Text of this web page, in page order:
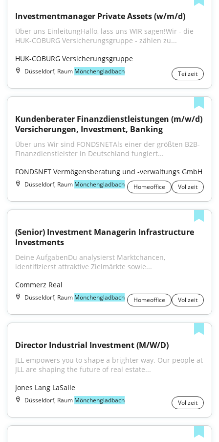
Investmentmanager Private Assets (w/m/d)
Über uns EinleitungHallo, lass uns WIR sagen!Wir - die
HUK-COBURG Versicherungsgruppe - zählen zu...
HUK-COBURG Versicherungsgruppe
Düsseldorf, Raum Mönchengladbach Teilzeit
Kundenberater Finanzdienstleistungen (m/w/d)
Versicherungen, Investment, Banking
Über uns Wir sind FONDSNETAls einer der größten B2B-
Finanzdienstleister in Deutschland fungiert...
FONDSNET Vermögensberatung und -verwaltungs GmbH
Düsseldorf, Raum Mönchengladbach Homeoffice Vollzeit
(Senior) Investment Managerin Infrastructure
Investments
Deine AufgabenDu analysierst Marktchancen,
identifizierst attraktive Zielmärkte sowie...
Commerz Real
Düsseldorf, Raum Mönchengladbach Homeoffice Vollzeit
Director Industrial Investment (M/W/D)
JLL empowers you to shape a brighter way. Our people at
JLL are shaping the future of real estate...
Jones Lang LaSalle
Düsseldorf, Raum Mönchengladbach Vollzeit